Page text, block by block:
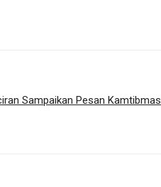
Sampaikan Pesan Kamtibmas